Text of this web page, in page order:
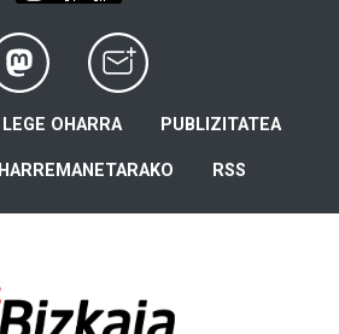
LEGE OHARRA PUBLIZITATEA
HARREMANETARAKO RSS